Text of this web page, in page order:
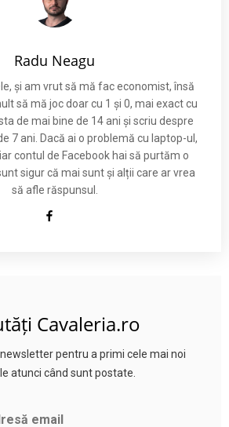
Radu Neagu
și am vrut să mă fac economist, însă
să mă joc doar cu 1 și 0, mai exact cu
de mai bine de 14 ani și scriu despre
7 ani. Dacă ai o problemă cu laptop-ul,
contul de Facebook hai să purtăm o
sigur că mai sunt și alții care ar vrea
să afle răspunsul.
Cavaleria.ro
pentru a primi cele mai noi
atunci când sunt postate.